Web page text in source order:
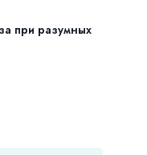
при разумных